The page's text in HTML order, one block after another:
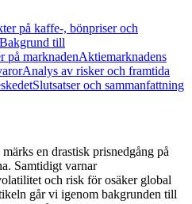
på kaffe-, bönpriser och
Bakgrund till
på marknadenAktiemarknadens
Analys av risker och framtida
Slutsatser och sammanfattning
en drastisk prisnedgång på
Samtidigt varnar
och risk för osäker global
går vi igenom bakgrunden till